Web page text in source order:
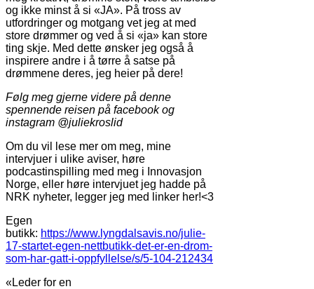
og ikke minst å si «JA». På tross av
utfordringer og motgang vet jeg at med
store drømmer og ved å si «ja» kan store
ting skje. Med dette ønsker jeg også å
inspirere andre i å tørre å satse på
drømmene deres, jeg heier på dere!
Følg meg gjerne videre på denne
spennende reisen på facebook og
instagram @juliekroslid
Om du vil lese mer om meg, mine
intervjuer i ulike aviser, høre
podcastinspilling med meg i Innovasjon
Norge, eller høre intervjuet jeg hadde på
NRK nyheter, legger jeg med linker her!<3
Egen
butikk: https://www.lyngdalsavis.no/julie-
17-startet-egen-nettbutikk-det-er-en-drom-
som-har-gatt-i-oppfyllelse/s/5-104-212434
«Leder for en